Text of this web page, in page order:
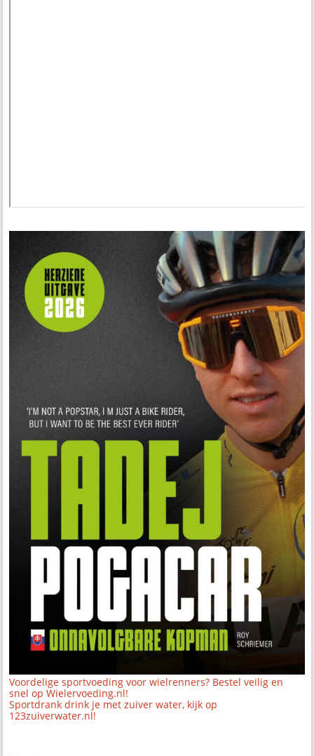
Voordelige sportvoeding voor wielrenners? Bestel veilig en
snel op Wielervoeding.nl!
Sportdrank drink je met zuiver water, kijk op
123zuiverwater.nl!